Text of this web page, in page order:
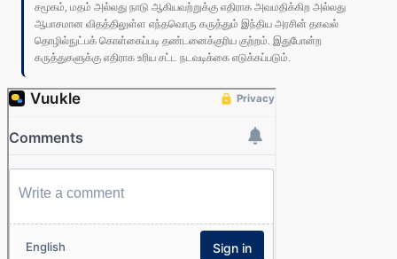
சமூகம், மதம் அல்லது நாடு ஆகியவற்றுக்கு எதிராக அவமதிக்கிற அல்லது
ஆபாசமான விதத்திலுள்ள எந்தவொரு கருத்தும் இந்திய அரசின் தகவல்
தொழில்நுட்பக் கொள்கைப்படி தண்டனைக்குரிய குற்றம். இதுபோன்ற
கருத்துகளுக்கு எதிராக உரிய சட்ட நடவடிக்கை எடுக்கப்படும்.